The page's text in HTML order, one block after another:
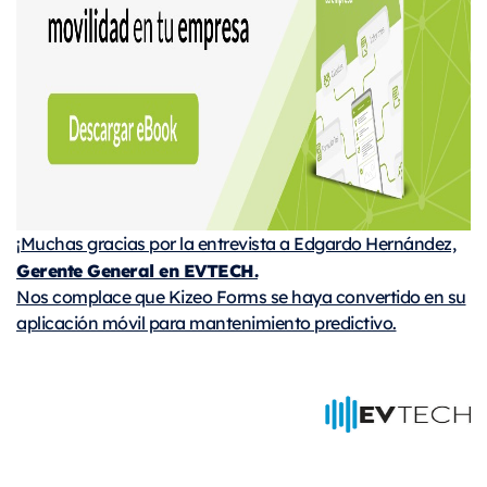
¡Muchas gracias por la entrevista a Edgardo Hernández,
Gerente General en EVTECH.
Nos complace que Kizeo Forms se haya convertido en su
aplicación móvil para mantenimiento predictivo.